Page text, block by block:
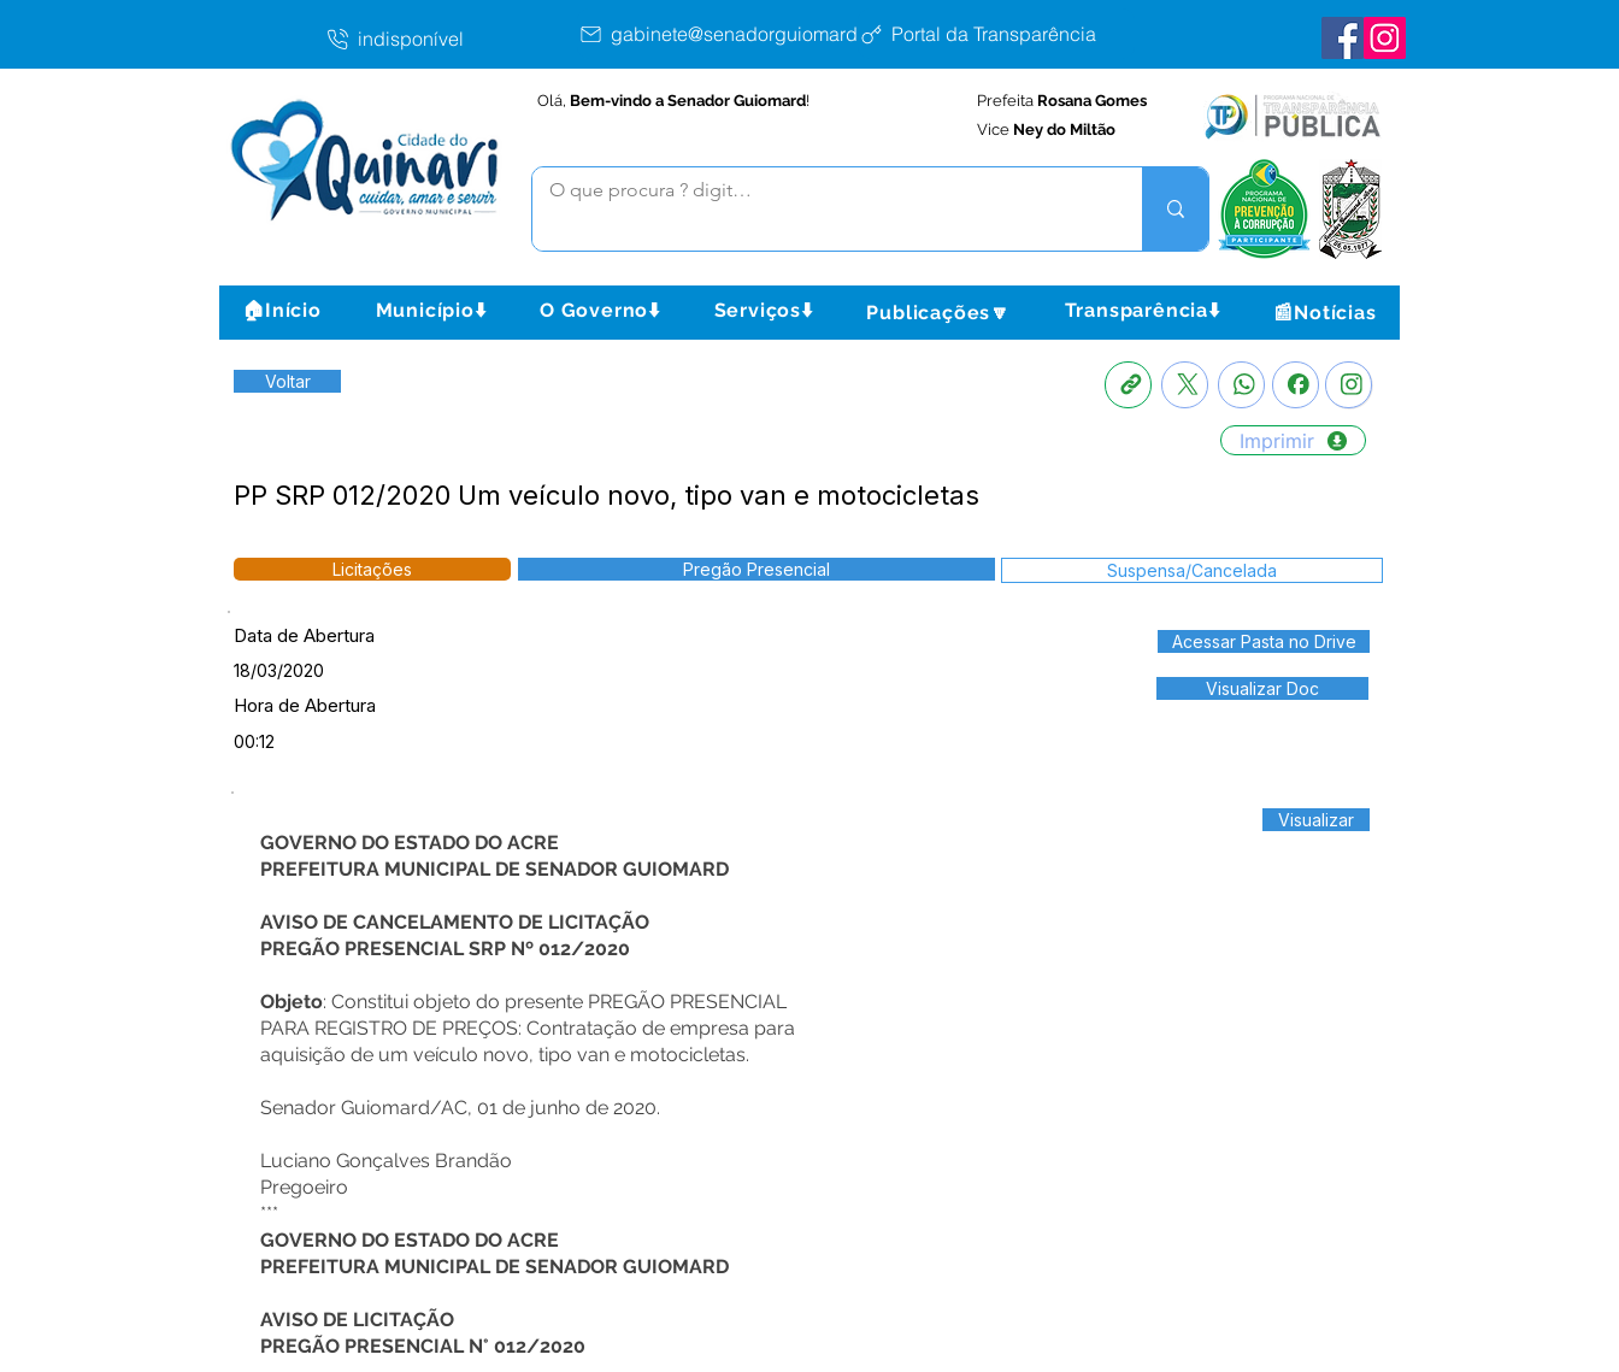
indisponível gabinete@senadorguiomard.ac.gov.brPortal da Transparência
Olá, Bem-vindo a Senador Guiomard! Prefeita Rosana Gomes
Vice Ney do Miltão
🏠Início Município⬇️ O Governo⬇️ Serviços⬇️ Publicações🔽 Transparência⬇️ 📰Notícias
Voltar
Imprimir
PP SRP 012/2020 Um veículo novo, tipo van e motocicletas
Licitações Pregão Presencial Suspensa/Cancelada
Data de Abertura
18/03/2020
Hora de Abertura
00:12
Acessar Pasta no Drive
Visualizar Doc
Visualizar
GOVERNO DO ESTADO DO ACRE
PREFEITURA MUNICIPAL DE SENADOR GUIOMARD
AVISO DE CANCELAMENTO DE LICITAÇÃO
PREGÃO PRESENCIAL SRP Nº 012/2020
Objeto: Constitui objeto do presente PREGÃO PRESENCIAL
PARA REGISTRO DE PREÇOS: Contratação de empresa para
aquisição de um veículo novo, tipo van e motocicletas.
Senador Guiomard/AC, 01 de junho de 2020.
Luciano Gonçalves Brandão
Pregoeiro
***
GOVERNO DO ESTADO DO ACRE
PREFEITURA MUNICIPAL DE SENADOR GUIOMARD
AVISO DE LICITAÇÃO
PREGÃO PRESENCIAL N° 012/2020